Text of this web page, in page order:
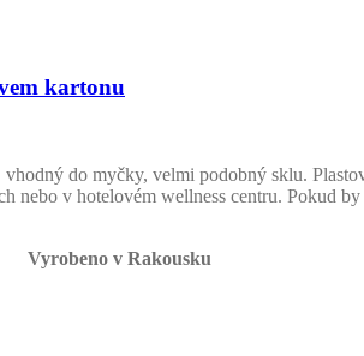
kartonu
do myčky, velmi podobný sklu.
nebo v hotelovém wellness centru. Pokud
Vyrobeno v Rakousku